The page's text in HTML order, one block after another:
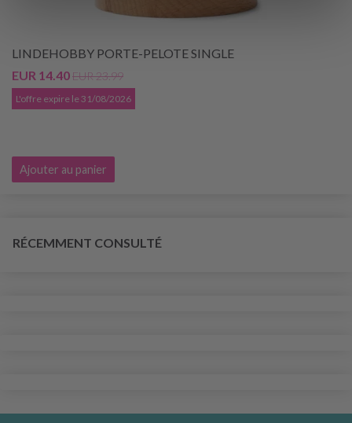
LINDEHOBBY PORTE-PELOTE SINGLE
EUR 14.40EUR 23.99
L'offre expire le 31/08/2026
Ajouter au panier
RÉCEMMENT CONSULTÉ